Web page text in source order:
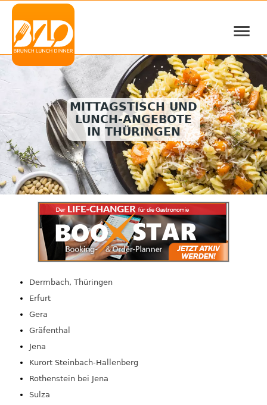
≡
MITTAGSTISCH UND
LUNCH-ANGEBOTE
IN THÜRINGEN
Dermbach, Thüringen
Erfurt
Gera
Gräfenthal
Jena
Kurort Steinbach-Hallenberg
Rothenstein bei Jena
Sulza